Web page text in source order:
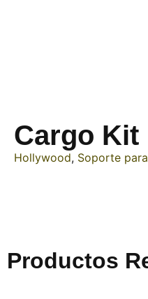
Cargo Kit
Hollywood, Soporte
Productos